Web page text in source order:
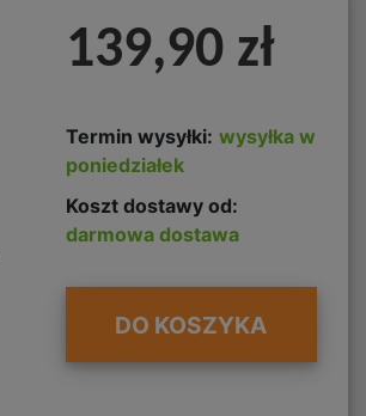
139,90 zł
Termin wysyłki: wysyłka w
poniedziałek
Koszt dostawy od:
darmowa dostawa
DO KOSZYKA